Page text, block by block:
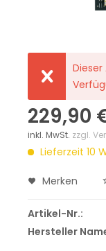
229,90
inkl. MwSt. zzgl.
Lieferzeit 10
Merken
Artikel-Nr.:
Hersteller